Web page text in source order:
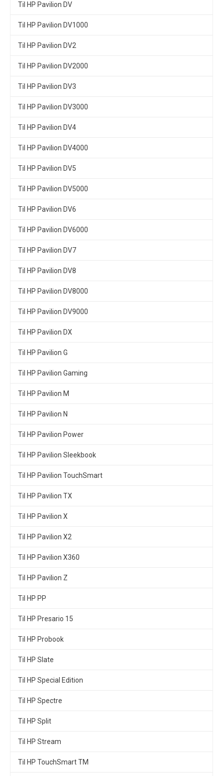
Til HP Pavilion DV
Til HP Pavilion DV1000
Til HP Pavilion DV2
Til HP Pavilion DV2000
Til HP Pavilion DV3
Til HP Pavilion DV3000
Til HP Pavilion DV4
Til HP Pavilion DV4000
Til HP Pavilion DV5
Til HP Pavilion DV5000
Til HP Pavilion DV6
Til HP Pavilion DV6000
Til HP Pavilion DV7
Til HP Pavilion DV8
Til HP Pavilion DV8000
Til HP Pavilion DV9000
Til HP Pavilion DX
Til HP Pavilion G
Til HP Pavilion Gaming
Til HP Pavilion M
Til HP Pavilion N
Til HP Pavilion Power
Til HP Pavilion Sleekbook
Til HP Pavilion TouchSmart
Til HP Pavilion TX
Til HP Pavilion X
Til HP Pavilion X2
Til HP Pavilion X360
Til HP Pavilion Z
Til HP PP
Til HP Presario 15
Til HP Probook
Til HP Slate
Til HP Special Edition
Til HP Spectre
Til HP Split
Til HP Stream
Til HP TouchSmart TM